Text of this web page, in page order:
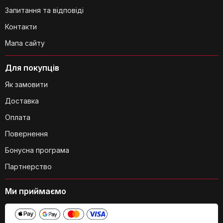
предметів, які можна зберігати в
органайзері?
Чи легко знайти потрібний столовий
прибор у органайзері?
Для покупців
Як замовити
Доставка
Оплата
Повернення
Бонусна програма
Партнерство
Запитання та відповіді
Контакти
Мапа сайту
Ми приймаємо